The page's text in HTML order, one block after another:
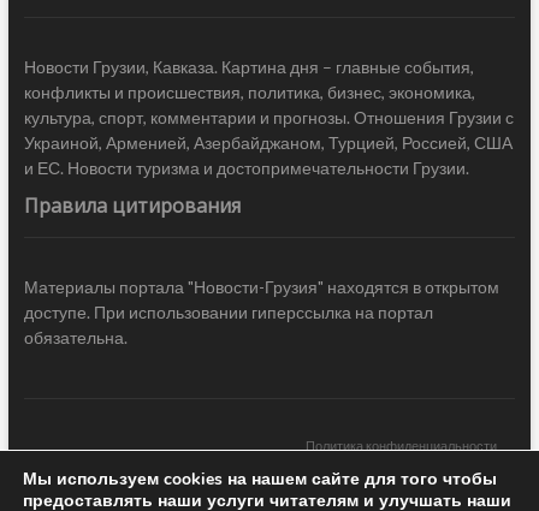
Новости Грузии, Кавказа. Картина дня – главные события,
конфликты и происшествия, политика, бизнес, экономика,
культура, спорт, комментарии и прогнозы. Отношения Грузии с
Украиной, Арменией, Азербайджаном, Турцией, Россией, США
и ЕС. Новости туризма и достопримечательности Грузии.
Правила цитирования
Материалы портала "Новости-Грузия" находятся в открытом
доступе. При использовании гиперссылка на портал
обязательна.
Политика конфиденциальности
Новости Грузии| Black Sea Press LTD © 2020 All Rights Reserved /
Мы используем cookies на нашем сайте для того чтобы
предоставлять наши услуги читателям и улучшать наши